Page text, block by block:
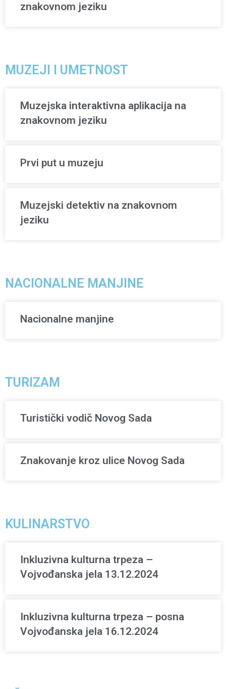
znakovnom jeziku
MUZEJI I UMETNOST
Muzejska interaktivna aplikacija na
znakovnom jeziku
Prvi put u muzeju
Muzejski detektiv na znakovnom
jeziku
NACIONALNE MANJINE
Nacionalne manjine
TURIZAM
Turistički vodič Novog Sada
Znakovanje kroz ulice Novog Sada
KULINARSTVO
Inkluzivna kulturna trpeza –
Vojvođanska jela 13.12.2024
Inkluzivna kulturna trpeza – posna
Vojvođanska jela 16.12.2024